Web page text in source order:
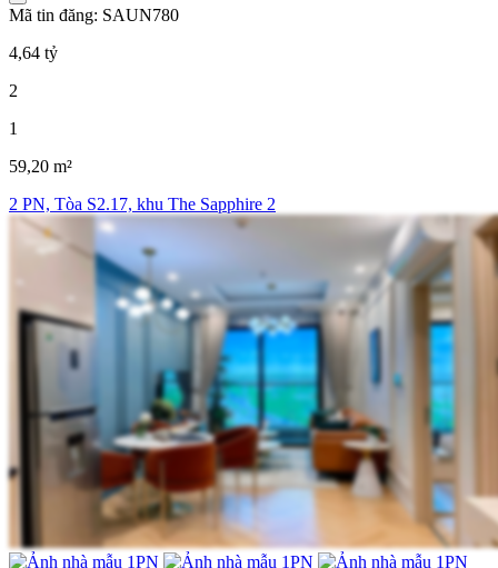
Mã tin đăng: SAUN780
4,64 tỷ
2
1
59,20 m²
2 PN, Tòa S2.17, khu The Sapphire 2